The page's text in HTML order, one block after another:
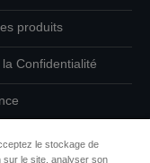
produits
Confidentialité
le stockage de
sur le site, analyser son